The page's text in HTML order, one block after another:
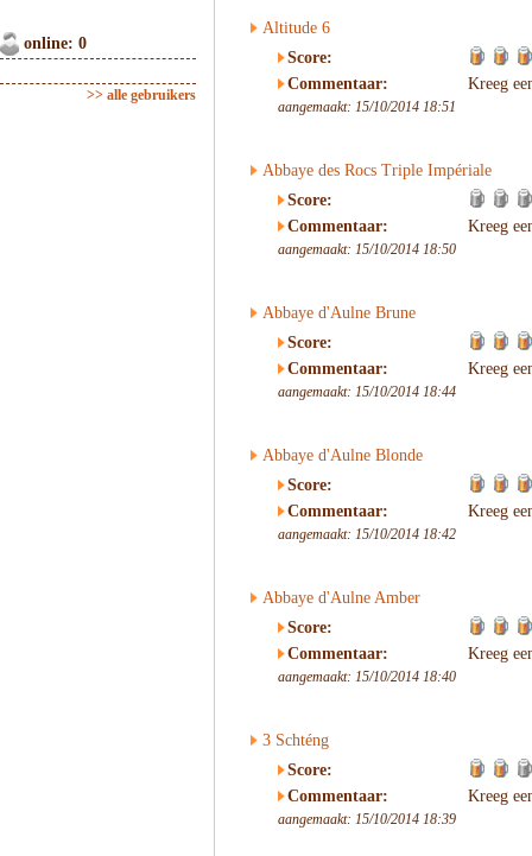
online: 0
>> alle gebruikers
Altitude 6
Score:
Commentaar:
Kreeg
aangemaakt: 15/10/2014 18:51
Abbaye des Rocs Triple Impériale
Score:
Commentaar:
Kreeg
aangemaakt: 15/10/2014 18:50
Abbaye d'Aulne Brune
Score:
Commentaar:
Kreeg
aangemaakt: 15/10/2014 18:44
Abbaye d'Aulne Blonde
Score:
Commentaar:
Kreeg
aangemaakt: 15/10/2014 18:42
Abbaye d'Aulne Amber
Score:
Commentaar:
Kreeg
aangemaakt: 15/10/2014 18:40
3 Schténg
Score:
Commentaar:
Kreeg
aangemaakt: 15/10/2014 18:39